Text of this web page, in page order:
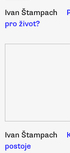
Ivan Štampach
pro život?
Ivan Štampach
postoje